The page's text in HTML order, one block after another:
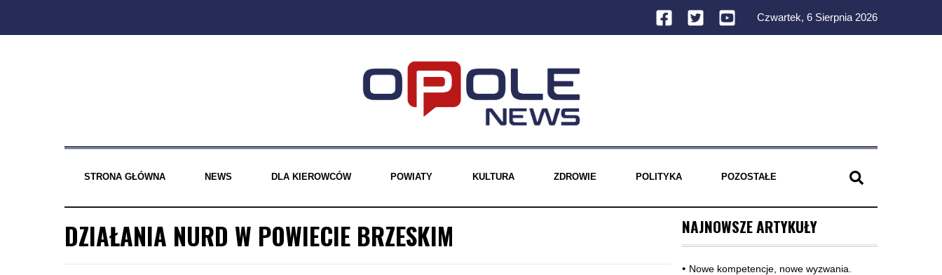
Czwartek, 6 Sierpnia 2026
STRONA GŁÓWNA NEWS DLA KIEROWCÓW POWIATY KULTURA ZDROWIE POLITYKA POZOSTAŁE
DZIAŁANIA NURD W POWIECIE BRZESKIM NAJNOWSZE ARTYKUŁY
Nowe kompetencje, nowe wyzwania.